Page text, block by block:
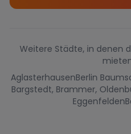
Weitere Städte, in denen
AglasterhausenBerlin
Bargstedt, Brammer,
Eggenfelden